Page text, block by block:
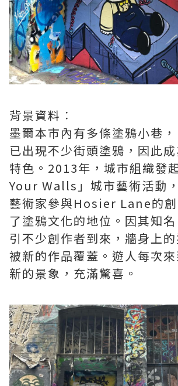
背景資料︰
墨爾本市內有多條塗鴉小巷
已出現不少街頭塗鴉，因此
特色。2013年，城市組織發
Your Walls」城市藝術活動
藝術家參與Hosier Lane的
了塗鴉文化的地位。因其知
引不少創作者到來，牆身上
被新的作品覆蓋。遊人每次
新的景象，充滿驚喜。